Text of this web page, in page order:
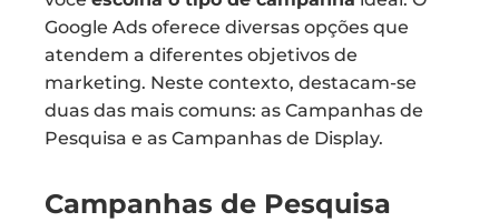
Google Ads oferece diversas opções que
atendem a diferentes objetivos de
marketing. Neste contexto, destacam-se
duas das mais comuns: as Campanhas de
Pesquisa e as Campanhas de Display.
Campanhas de Pesquisa